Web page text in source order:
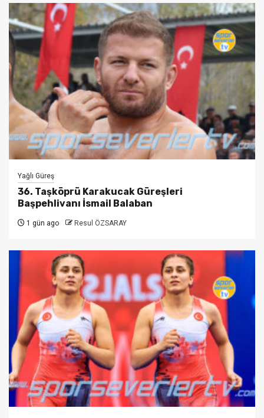
Yağlı Güreş
36. Taşköprü Karakucak Güreşleri
Başpehlivanı İsmail Balaban
1 gün ago Resul ÖZSARAY